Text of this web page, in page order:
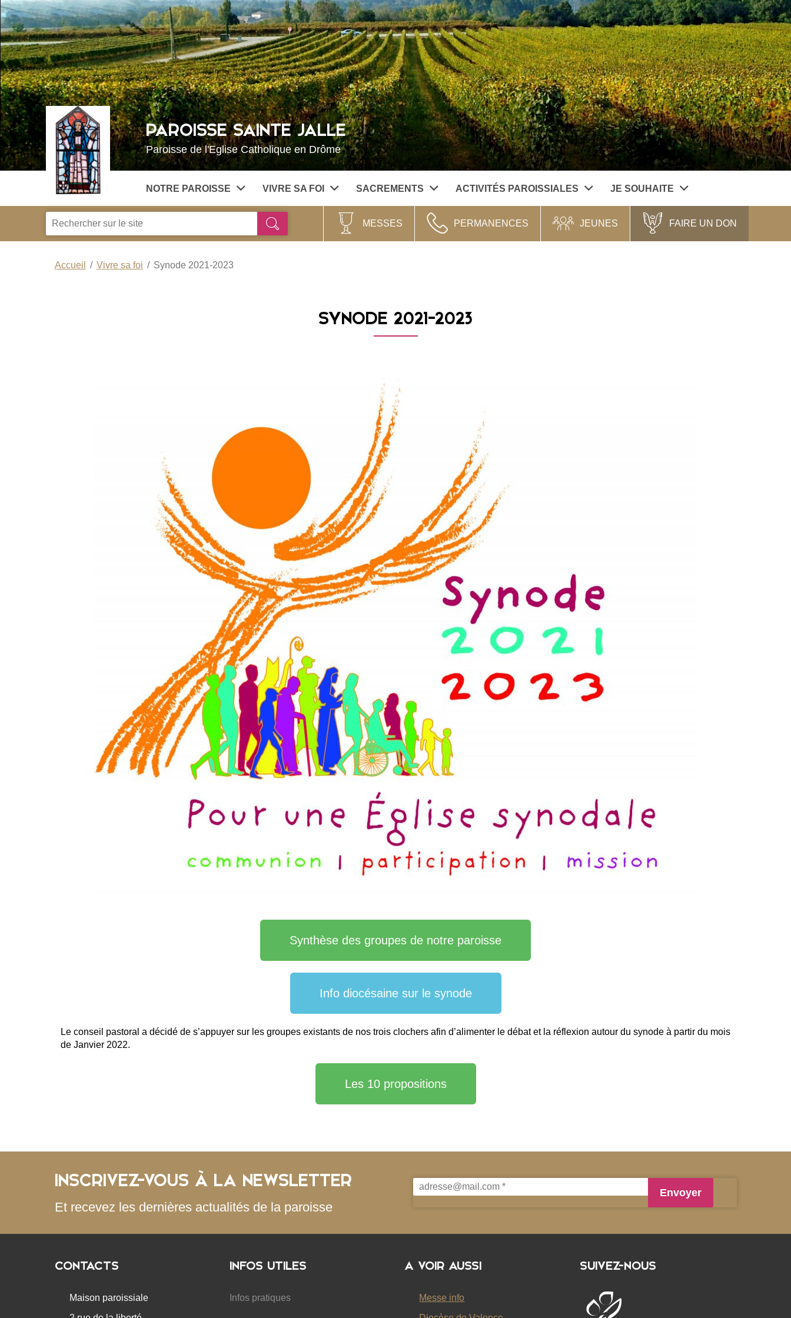
PAROISSE SAINTE JALLE
Paroisse de l'Eglise Catholique en Drôme
NOTRE PAROISSE VIVRE SA FOI SACREMENTS ACTIVITÉS PAROISSIALES JE SOUHAITE
recherche
Ok MESSES PERMANENCES JEUNES FAIRE UN DON
Accueil Vivre sa foi Synode 2021-2023
SYNODE 2021-2023
Synthèse des groupes de notre paroisse
Info diocésaine sur le synode
Le conseil pastoral a décidé de s’appuyer sur les groupes existants de nos trois clochers afin d’alimenter le débat et la réflexion autour du synode à partir du mois
de Janvier 2022.
Les 10 propositions
INSCRIVEZ-VOUS À LA NEWSLETTER
Et recevez les dernières actualités de la paroisse
adresse@mail.com
*
CONTACTS
Maison paroissiale
INFOS UTILES
Infos pratiques
A VOIR AUSSI
Messe info
SUIVEZ-NOUS